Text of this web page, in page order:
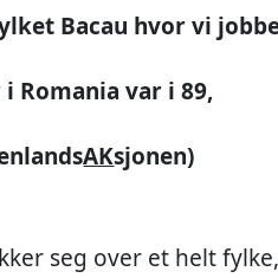
Bacau hvor vi
Romania var i 89,
AKsjonen)
seg over et helt